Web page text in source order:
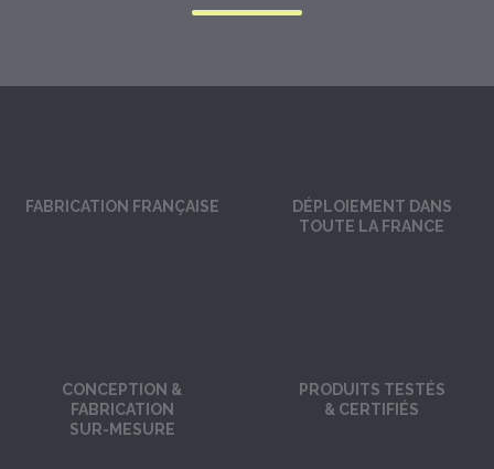
FABRICATION FRANÇAISE
DÉPLOIEMENT DANS
TOUTE LA FRANCE
CONCEPTION &
FABRICATION
SUR-MESURE
PRODUITS TESTÉS
& CERTIFIÉS